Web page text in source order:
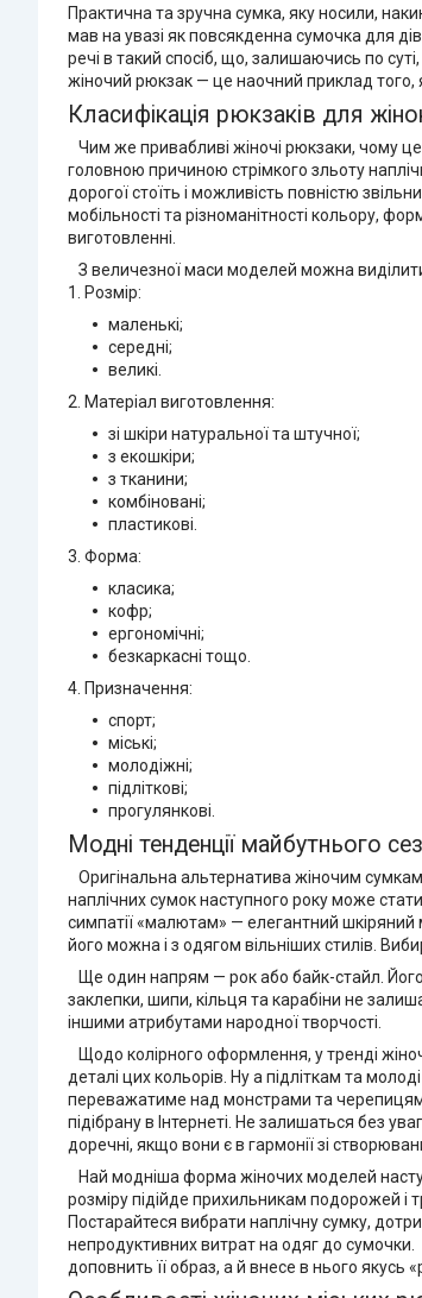
Практична та зручна сумка, яку носили,
мав на увазі як повсякденна сумочка для
речі в такий спосіб, що, залишаючись по
жіночий рюкзак — це наочний приклад того,
Класифікація рюкзаків для
Чим же привабливі жіночі рюкзаки, чому
головною причиною стрімкого зльоту
дорогої стоїть і можливість повністю
мобільності та різноманітності кольору,
виготовленні.
З величезної маси моделей можна виділити
1. Розмір:
маленькі;
середні;
великі.
2. Матеріал виготовлення:
зі шкіри натуральної та штучної;
з екошкіри;
з тканини;
комбіновані;
пластикові.
3. Форма:
класика;
кофр;
ергономічні;
безкаркасні тощо.
4. Призначення:
спорт;
міські;
молодіжні;
підліткові;
прогулянкові.
Модні тенденції майбутнього
Оригінальна альтернатива жіночим
наплічних сумок наступного року може
симпатії «малютам» — елегантний
його можна і з одягом вільніших стилів.
Ще один напрям — рок або байк-стайл. Його
заклепки, шипи, кільця та карабіни не
іншими атрибутами народної творчості.
Щодо колірного оформлення, у тренді
деталі цих кольорів. Ну а підліткам та
переважатиме над монстрами та
підібрану в Інтернеті. Не залишаться без
доречні, якщо вони є в гармонії зі
Най модніша форма жіночих моделей
розміру підійде прихильникам подорожей і
Постарайтеся вибрати наплічну сумку,
непродуктивних витрат на одяг до
доповнить її образ, а й внесе в нього якусь